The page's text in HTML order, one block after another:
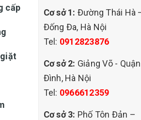
cấp Cơ sở 1: Đường Thái Hà
Đống Đa, Hà Nội
Tel: 0912823876
Cơ sở 2: Giảng Võ -
Đình, Hà Nội
Tel: 0966612359
Cơ sở 3: Phố Tôn Đản –